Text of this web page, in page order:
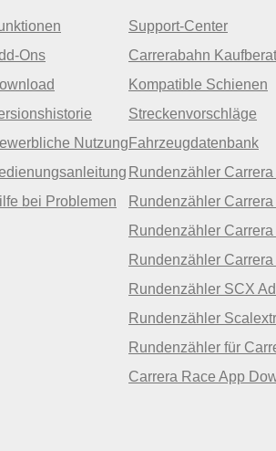
Ons
Nutzung
bei Problemen
Support-Center
Carrerabahn
Kompatible Schienen
Streckenvorschläge
Fahrzeugdatenbank
Rundenzähler
Rundenzähler Carrera
Rundenzähler Carrera
Rundenzähler
Rundenzähler SCX
Rundenzähler
Rundenzähler für
Carrera Race App